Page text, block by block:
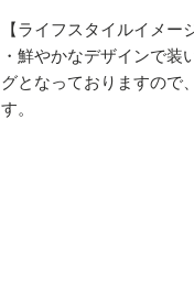
【ライフスタイルイメー
・鮮やかなデザインで
グとなっておりますので
す。